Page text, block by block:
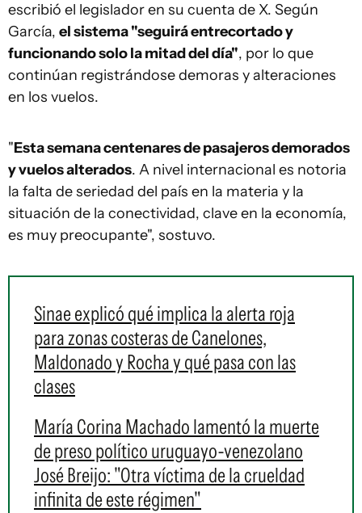
escribió el legislador en su cuenta de X. Según
García, el sistema "seguirá entrecortado y
funcionando solo la mitad del día", por lo que
continúan registrándose demoras y alteraciones
en los vuelos.
"Esta semana centenares de pasajeros demorados
y vuelos alterados. A nivel internacional es notoria
la falta de seriedad del país en la materia y la
situación de la conectividad, clave en la economía,
es muy preocupante", sostuvo.
Sinae explicó qué implica la alerta roja
para zonas costeras de Canelones,
Maldonado y Rocha y qué pasa con las
clases
María Corina Machado lamentó la muerte
de preso político uruguayo-venezolano
José Breijo: "Otra víctima de la crueldad
infinita de este régimen"